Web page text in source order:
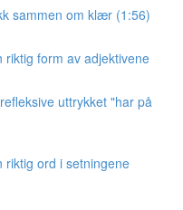
sammen om klær (1:56)
riktig form av adjektivene
uttrykket "har på
riktig ord i setningene